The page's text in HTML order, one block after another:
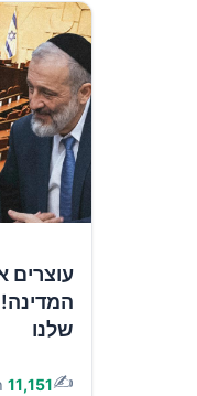
עוצרים
שלנו
✍️
11,151